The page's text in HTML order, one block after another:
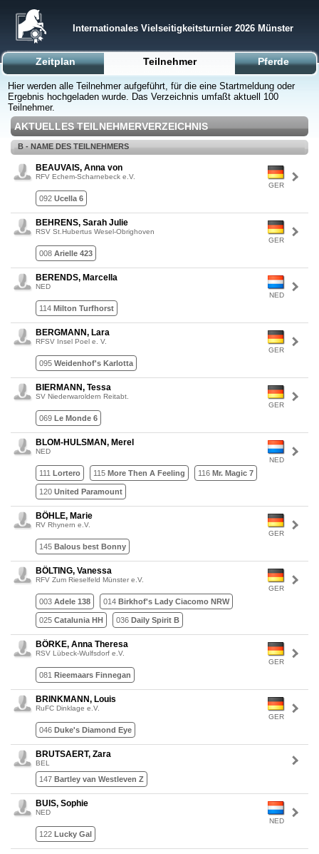
Internationales Vielseitigkeitsturnier 2026 Münster
Zeitplan Teilnehmer Pferde
Hier werden alle Teilnehmer aufgeführt, für die eine Startmeldung oder
Ergebnis hochgeladen wurde. Das Verzeichnis umfaßt aktuell 100
Teilnehmer.
AKTUELLES TEILNEHMERVERZEICHNIS
B - NAME DES TEILNEHMERS
GER
BEAUVAIS, Anna von
RFV Echem-Scharnebeck e.V.
092 Ucella 6
GER
BEHRENS, Sarah Julie
RSV St.Hubertus Wesel-Obrighoven
008 Arielle 423
NED
BERENDS, Marcella
NED
114 Milton Turfhorst
GER
BERGMANN, Lara
RFSV Insel Poel e. V.
095 Weidenhof's Karlotta
GER
BIERMANN, Tessa
SV Niederwaroldern Reitabt.
069 Le Monde 6
NED
BLOM-HULSMAN, Merel
NED
111 Lortero 115 More Then A Feeling 116 Mr. Magic 7
120 United Paramount
GER
BÖHLE, Marie
RV Rhynern e.V.
145 Balous best Bonny
GER
BÖLTING, Vanessa
RFV Zum Rieselfeld Münster e.V.
003 Adele 138 014 Birkhof's Lady Ciacomo NRW
025 Catalunia HH 036 Daily Spirit B
GER
BÖRKE, Anna Theresa
RSV Lübeck-Wulfsdorf e.V.
081 Rieemaars Finnegan
GER
BRINKMANN, Louis
RuFC Dinklage e.V.
046 Duke's Diamond Eye
BRUTSAERT, Zara
BEL
147 Bartley van Westleven Z
NED
BUIS, Sophie
NED
122 Lucky Gal